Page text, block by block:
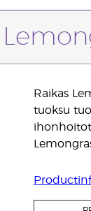
Raikas
tuoksu